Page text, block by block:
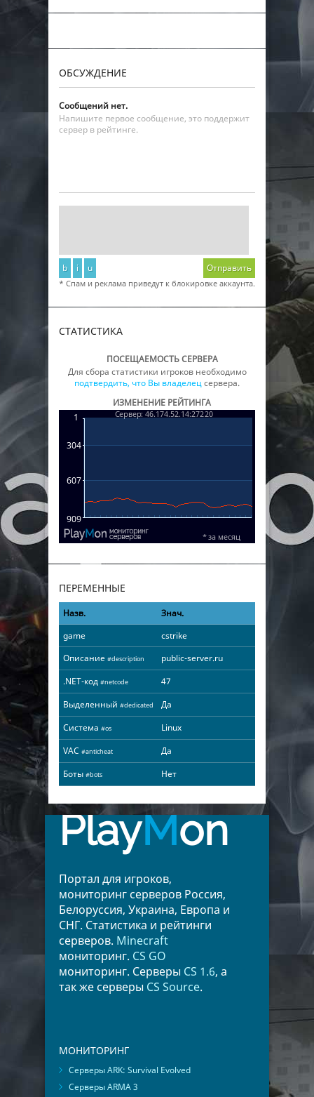
ОБСУЖДЕНИЕ
Сообщений нет.
Напишите первое сообщение, это поддержит
сервер в рейтинге.
b i u Отправить
* Спам и реклама приведут к блокировке аккаунта.
СТАТИСТИКА
ПОСЕЩАЕМОСТЬ СЕРВЕРА
Для сбора статистики игроков необходимо
подтвердить, что Вы владелецсервера.
ИЗМЕНЕНИЕ РЕЙТИНГА
ПЕРЕМЕННЫЕ
Назв.
Знач.
game
cstrike
Описание #description
public-server.ru
.NET-код #netcode
47
Выделенный #dedicated
Да
Система #os
Linux
VAC #anticheat
Да
Боты #bots Нет
PlayMon
Портал для игроков,
мониторинг серверов Россия,
Белоруссия, Украина, Европа и
СНГ. Статистика и рейтинги
серверов. Minecraft
мониторинг. CS GO
мониторинг. Серверы CS 1.6, а
так же серверы CS Source.
МОНИТОРИНГ
Серверы ARK: Survival Evolved
Серверы ARMA 3